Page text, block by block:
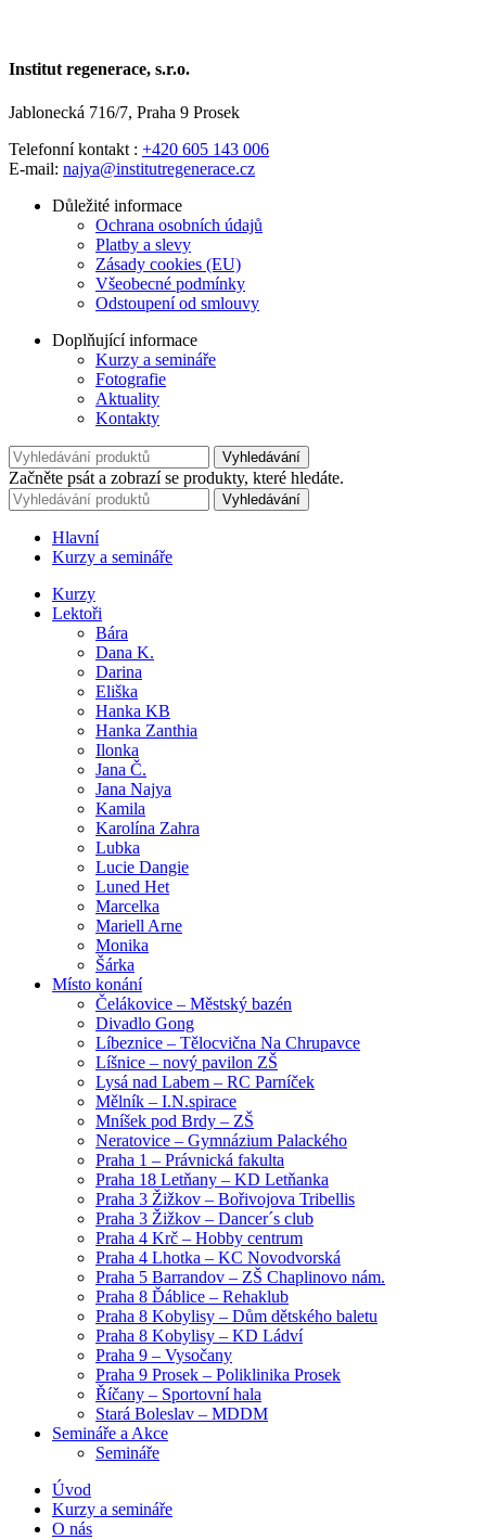
Institut regenerace, s.r.o.
Jablonecká 716/7, Praha 9 Prosek
Telefonní kontakt : +420 605 143 006
E-mail: najya@institutregenerace.cz
Důležité informace
Ochrana osobních údajů
Platby a slevy
Zásady cookies (EU)
Všeobecné podmínky
Odstoupení od smlouvy
Doplňující informace
Kurzy a semináře
Fotografie
Aktuality
Kontakty
Vyhledávání
Začněte psát a zobrazí se produkty, které hledáte.
Vyhledávání
Hlavní
Kurzy a semináře
Kurzy
Lektoři
Bára
Dana K.
Darina
Eliška
Hanka KB
Hanka Zanthia
Ilonka
Jana Č.
Jana Najya
Kamila
Karolína Zahra
Lubka
Lucie Dangie
Luned Het
Marcelka
Mariell Arne
Monika
Šárka
Místo konání
Čelákovice – Městský bazén
Divadlo Gong
Líbeznice – Tělocvična Na Chrupavce
Líšnice – nový pavilon ZŠ
Lysá nad Labem – RC Parníček
Mělník – I.N.spirace
Mníšek pod Brdy – ZŠ
Neratovice – Gymnázium Palackého
Praha 1 – Právnická fakulta
Praha 18 Letňany – KD Letňanka
Praha 3 Žižkov – Bořivojova Tribellis
Praha 3 Žižkov – Dancer´s club
Praha 4 Krč – Hobby centrum
Praha 4 Lhotka – KC Novodvorská
Praha 5 Barrandov – ZŠ Chaplinovo nám.
Praha 8 Ďáblice – Rehaklub
Praha 8 Kobylisy – Dům dětského baletu
Praha 8 Kobylisy – KD Ládví
Praha 9 – Vysočany
Praha 9 Prosek – Poliklinika Prosek
Říčany – Sportovní hala
Stará Boleslav – MDDM
Semináře a Akce
Semináře
Úvod
Kurzy a semináře
O nás